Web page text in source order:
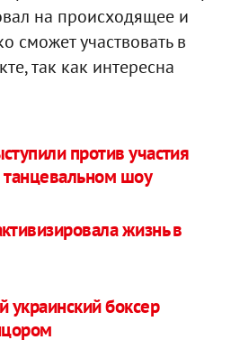
на происходящее и
сможет участвовать в
так как интересна
против участия
шоу
жизнь в
украинский боксер